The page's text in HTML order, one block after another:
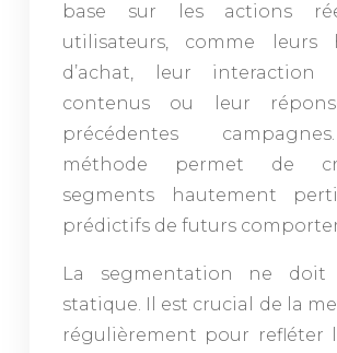
base sur les actions
utilisateurs, comme leurs
d’achat, leur interaction
contenus ou leur
précédentes
méthode permet de
segments hautement
prédictifs de futurs
La segmentation ne doit
statique. Il est crucial de la
régulièrement pour refléter